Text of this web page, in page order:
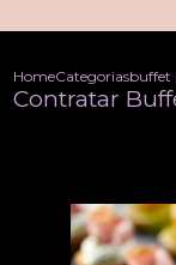
HomeCategoriasbuffet
Contratar